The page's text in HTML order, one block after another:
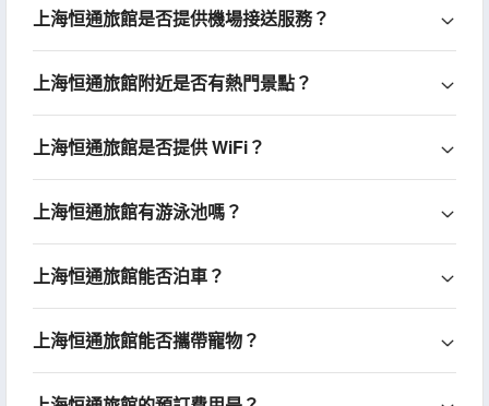
上海恒通旅館是否提供機場接送服務？
上海恒通旅館附近是否有熱門景點？
上海恒通旅館是否提供 WiFi？
上海恒通旅館有游泳池嗎？
上海恒通旅館能否泊車？
上海恒通旅館能否攜帶寵物？